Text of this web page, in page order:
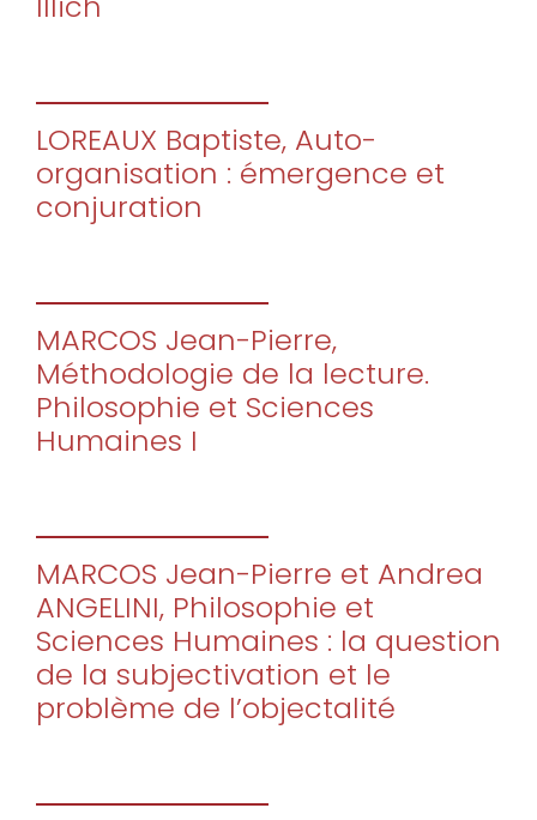
LOREAUX Baptiste, Auto-
organisation : émergence et
conjuration
MARCOS Jean-Pierre,
Méthodologie de la lecture.
Philosophie et Sciences
Humaines I
MARCOS Jean-Pierre et Andrea
ANGELINI, Philosophie et
Sciences Humaines : la question
de la subjectivation et le
problème de l’objectalité